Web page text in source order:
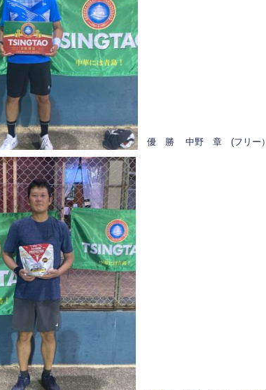
優 勝 中野 章 (フリー）